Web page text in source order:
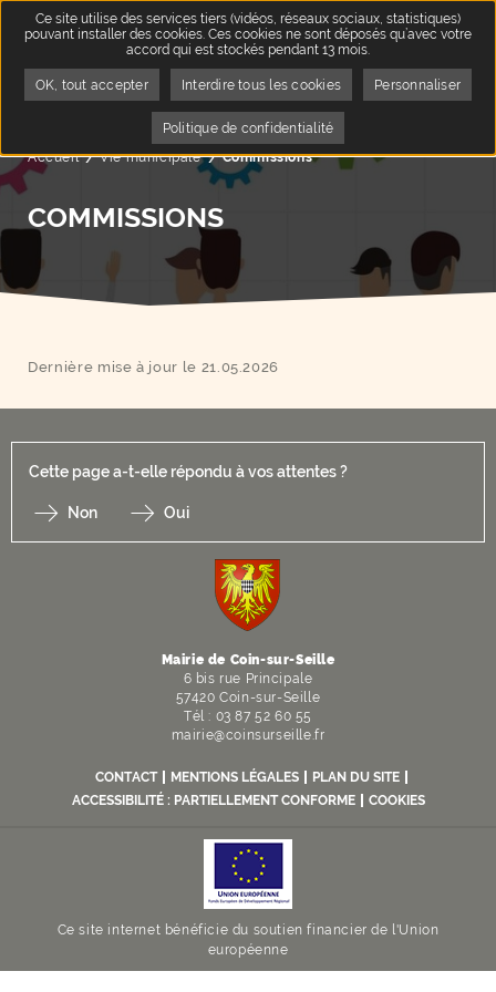
Accueil Vie municipale Page active :
Commissions
COMMISSIONS
Dernière mise à jour le 21.05.2026
Cette page a-t-elle répondu à vos attentes ?
Non Oui
Mairie de Coin-sur-Seille
6 bis rue Principale
57420 Coin-sur-Seille
Tél : 03 87 52 60 55
mairie@coinsurseille.fr
CONTACT MENTIONS LÉGALES
PLAN DU SITE
ACCESSIBILITÉ : PARTIELLEMENT CONFORME
COOKIES
Ce site internet bénéficie du soutien financier de l'Union
européenne
Ce site utilise des services tiers (vidéos, réseaux sociaux, statistiques)
pouvant installer des cookies. Ces cookies ne sont déposés qu’avec votre
accord qui est stockés pendant 13 mois.
OK, tout accepter Interdire tous les cookies Personnaliser
Politique de confidentialité